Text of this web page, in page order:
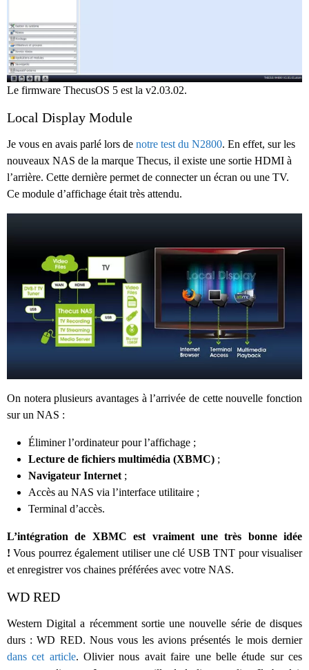
Le firmware ThecusOS 5 est la v2.03.02.
Local Display Module
Je vous en avais parlé lors de notre test du N2800. En effet, sur les
nouveaux NAS de la marque Thecus, il existe une sortie HDMI à
l’arrière. Cette dernière permet de connecter un écran ou une TV.
Ce module d’affichage était très attendu.
On notera plusieurs avantages à l’arrivée de cette nouvelle fonction
sur un NAS :
Éliminer l’ordinateur pour l’affichage ;
Lecture de fichiers multimédia (XBMC) ;
Navigateur Internet ;
Accès au NAS via l’interface utilitaire ;
Terminal d’accès.
L’intégration de XBMC est vraiment une très bonne idée
!Vous pourrez également utiliser une clé USB TNT pour visualiser
et enregistrer vos chaines préférées avec votre NAS.
WD RED
Western Digital a récemment sortie une nouvelle série de disques
durs : WD RED. Nous vous les avions présentés le mois dernier
dans cet article. Olivier nous avait faire une belle étude sur ces